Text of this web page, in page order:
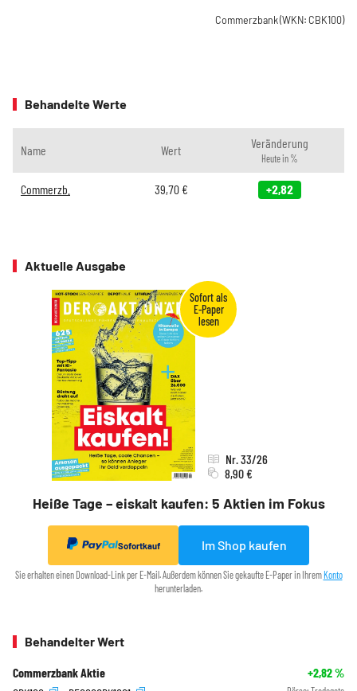
Commerzbank(WKN: CBK100)
Behandelte Werte
Name Wert Veränderung
Heute in %
Commerzb. 39,70€ +2,82
Aktuelle Ausgabe
Heiße Tage – eiskalt kaufen: 5 Aktien im Fokus
Nr. 33/26
8,90 €
Sofortkauf Im Shop kaufen
Sie erhalten einen Download-Link per E-Mail. Außerdem können Sie gekaufte E-Paper in Ihrem Konto
herunterladen.
Behandelter Wert
Commerzbank Aktie +2,82%